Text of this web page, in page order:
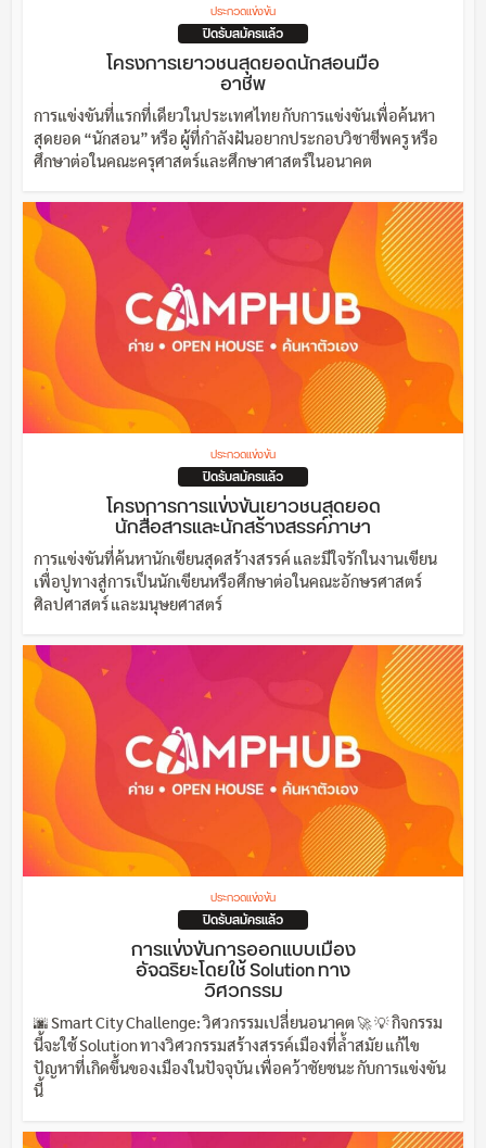
ประกวดแข่งขัน
ปิดรับสมัครแล้ว
โครงการเยาวชนสุดยอดนักสอนมือ
อาชีพ
การแข่งขันที่แรกที่เดียวในประเทศไทย กับการแข่งขันเพื่อค้นหา
สุดยอด “นักสอน” หรือ ผู้ที่กำลังฝันอยากประกอบวิชาชีพครู หรือ
ศึกษาต่อในคณะครุศาสตร์และศึกษาศาสตร์ในอนาคต
ประกวดแข่งขัน
ปิดรับสมัครแล้ว
โครงการการแข่งขันเยาวชนสุดยอด
นักสื่อสารและนักสร้างสรรค์ภาษา
การแข่งขันที่ค้นหานักเขียนสุดสร้างสรรค์ และมีใจรักในงานเขียน
เพื่อปูทางสู่การเป็นนักเขียนหรือศึกษาต่อในคณะอักษรศาสตร์
ศิลปศาสตร์ และมนุษยศาสตร์
ประกวดแข่งขัน
ปิดรับสมัครแล้ว
การแข่งขันการออกแบบเมือง
อัจฉริยะโดยใช้ Solution ทาง
วิศวกรรม
🌆 Smart City Challenge: วิศวกรรมเปลี่ยนอนาคต 🚀 💡 กิจกรรม
นี้จะใช้ Solution ทางวิศวกรรมสร้างสรรค์เมืองที่ล้ำสมัย แก้ไข
ปัญหาที่เกิดขึ้นของเมืองในปัจจุบัน เพื่อคว้าชัยชนะ กับการแข่งขัน
นี้